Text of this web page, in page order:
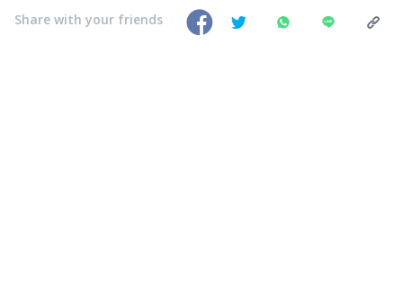
Share with your friends